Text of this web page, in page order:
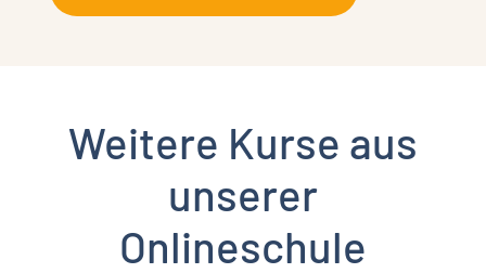
Weitere Kurse aus
unserer
Onlineschule